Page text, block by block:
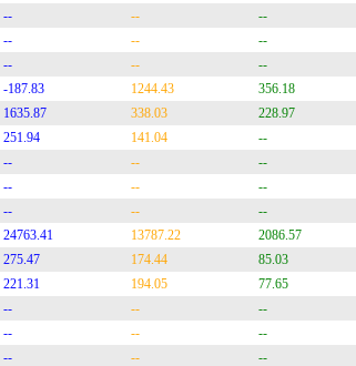
-- --
--
-- --
--
-- --
--
-187.83 1244.43
356.18
1635.87 338.03
228.97
251.94 141.04
--
-- --
--
-- --
--
-- --
--
24763.41 13787.22
2086.57
275.47 174.44
85.03
221.31 194.05
77.65
-- --
--
-- --
--
-- --
--